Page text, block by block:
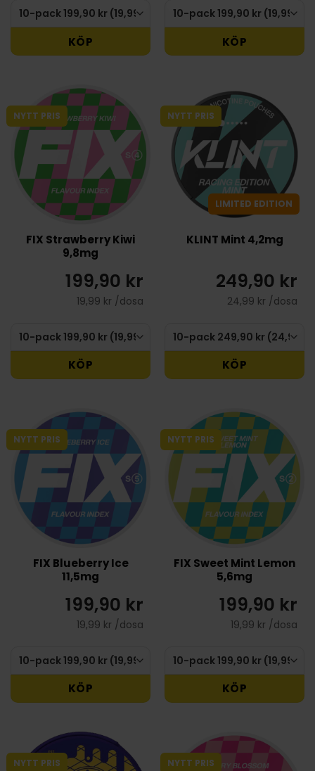
KÖP KÖP
NYTT PRIS
FIX Strawberry Kiwi
9,8mg
199,90 kr
19,99 kr /dosa
KÖP
NYTT PRIS
LIMITED EDITION
KLINT Mint 4,2mg
249,90 kr
24,99 kr /dosa
KÖP
NYTT PRIS
FIX Blueberry Ice
11,5mg
199,90 kr
19,99 kr /dosa
KÖP
NYTT PRIS
FIX Sweet Mint Lemon
5,6mg
199,90 kr
19,99 kr /dosa
KÖP
NYTT PRIS NYTT PRIS